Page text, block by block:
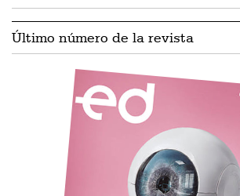
Último número de la revista